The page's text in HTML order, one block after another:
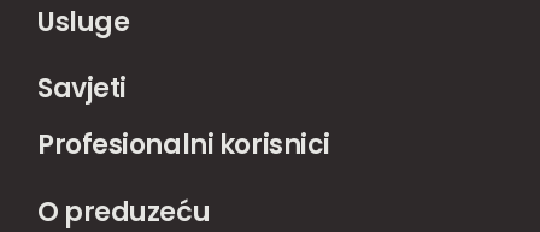
Usluge
Savjeti
Profesionalni korisnici
O preduzeću